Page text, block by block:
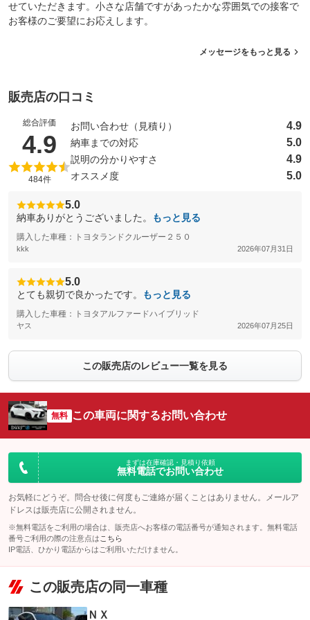
せていただきます。小さな店舗ですがあったかな雰囲気での接客で
お客様のご要望にお応えします。
メッセージをもっと見る
販売店の口コミ
総合評価
4.9 （5点満点中）
484件
お問い合わせ（見積り） 4.9
納車までの対応 5.0
説明の分かりやすさ 4.9
オススメ度 5.0
5.0
納車ありがとうございました。 もっと見る
購入した車種：トヨタランドクルーザー２５０
kkk 2026年07月31日
5.0
とても親切で良かったです。 もっと見る
購入した車種：トヨタアルファードハイブリッド
ヤス 2026年07月25日
この販売店のレビュー一覧を見る
無料 この車両に関するお問い合わせ
まずは在庫確認・見積り依頼
無料電話でお問い合わせ
お気軽にどうぞ。問合せ後に何度もご連絡が届くことはありません。メールア
ドレスは販売店に公開されません。
※無料電話をご利用の場合は、販売店へお客様の電話番号が通知されます。無料電話
番号ご利用の際の注意点は こちら
IP電話、ひかり電話からはご利用いただけません。
この販売店の同一車種
ＮＸ